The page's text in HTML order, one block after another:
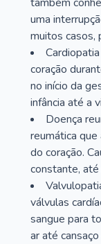
uma
muitos casos,
coração
no início da
infância até a
Doença
reumática
do coração.
constante,
válvulas
sangue para
ar até